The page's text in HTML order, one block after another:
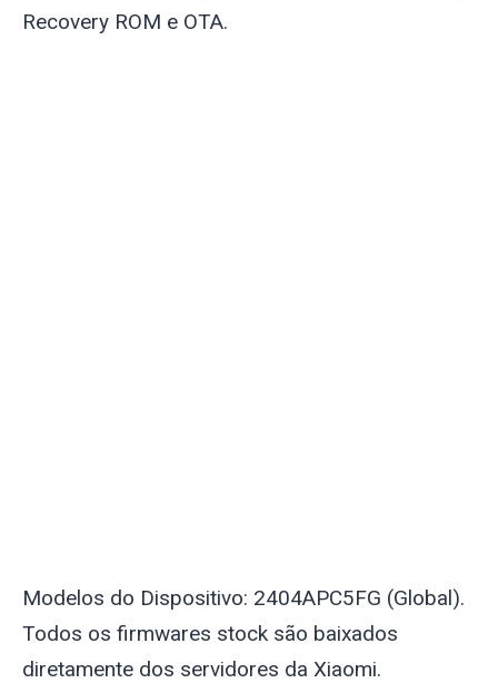
Recovery ROM e OTA.
Modelos do Dispositivo: 2404APC5FG (Global).
Todos os firmwares stock são baixados
diretamente dos servidores da Xiaomi.